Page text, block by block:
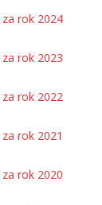
rok 2024
rok 2023
rok 2022
rok 2021
rok 2020